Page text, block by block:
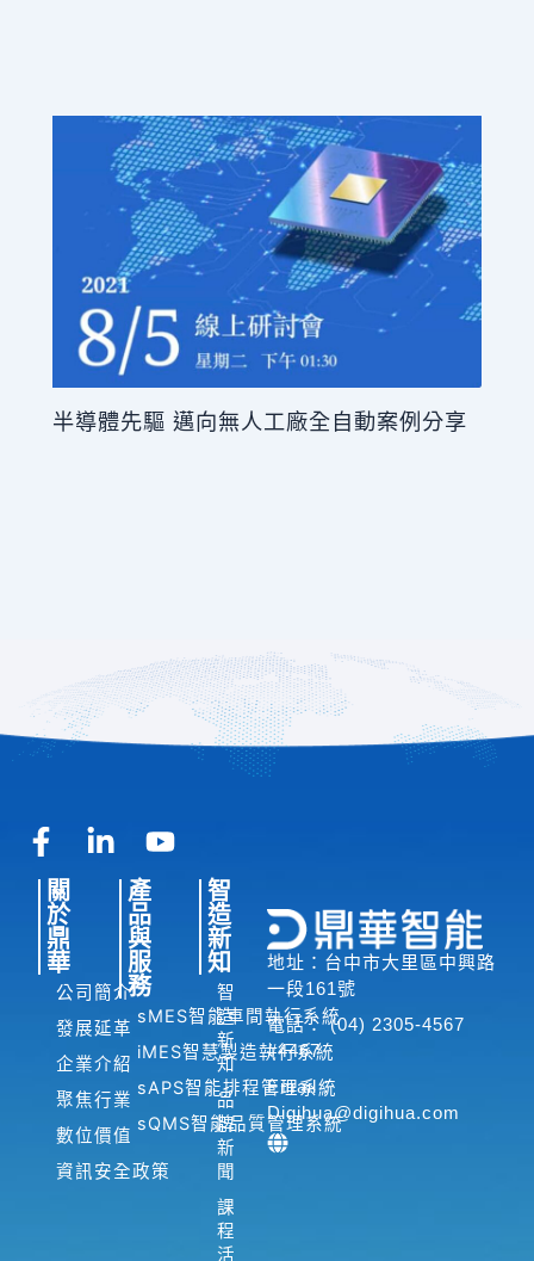
半導體先驅 邁向無人工廠全自動案例分享
地址：台中市大里區中興路
一段161號
電話： (04) 2305-4567
#4467
Email：
Digihua@digihua.com
F
a
c
e
b
o
o
L
d
i
n
-
i
n
Y
e
關
於
鼎
華
公司簡介
發展延革
企業介紹
聚焦行業
數位價值
資訊安全政策
產
品
與
服
務
sMES智能車間執行系統
iMES智慧製造執行系統
sAPS智能排程管理系統
sQMS智能品質管理系統
智
造
新
知
智
造
新
知
品
牌
新
聞
課
程
活